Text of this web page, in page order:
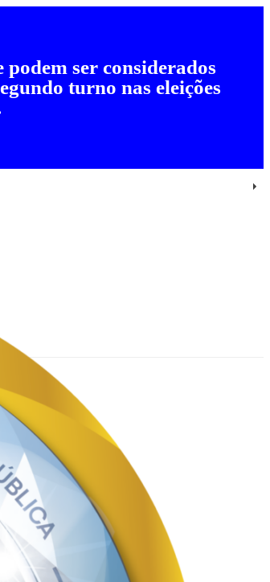
podem ser considerados
turno nas eleições